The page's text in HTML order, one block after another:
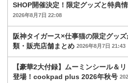
SHOP開催決定！限定グッズと特典
2026年8月7日 22:08
阪神タイガース×仕事猫の限定グッ
類・販売店舗まとめ 2026年8月7日 21:43
【豪華2大付録】ムーミンシール＆
登場！cookpad plus 2026年秋号